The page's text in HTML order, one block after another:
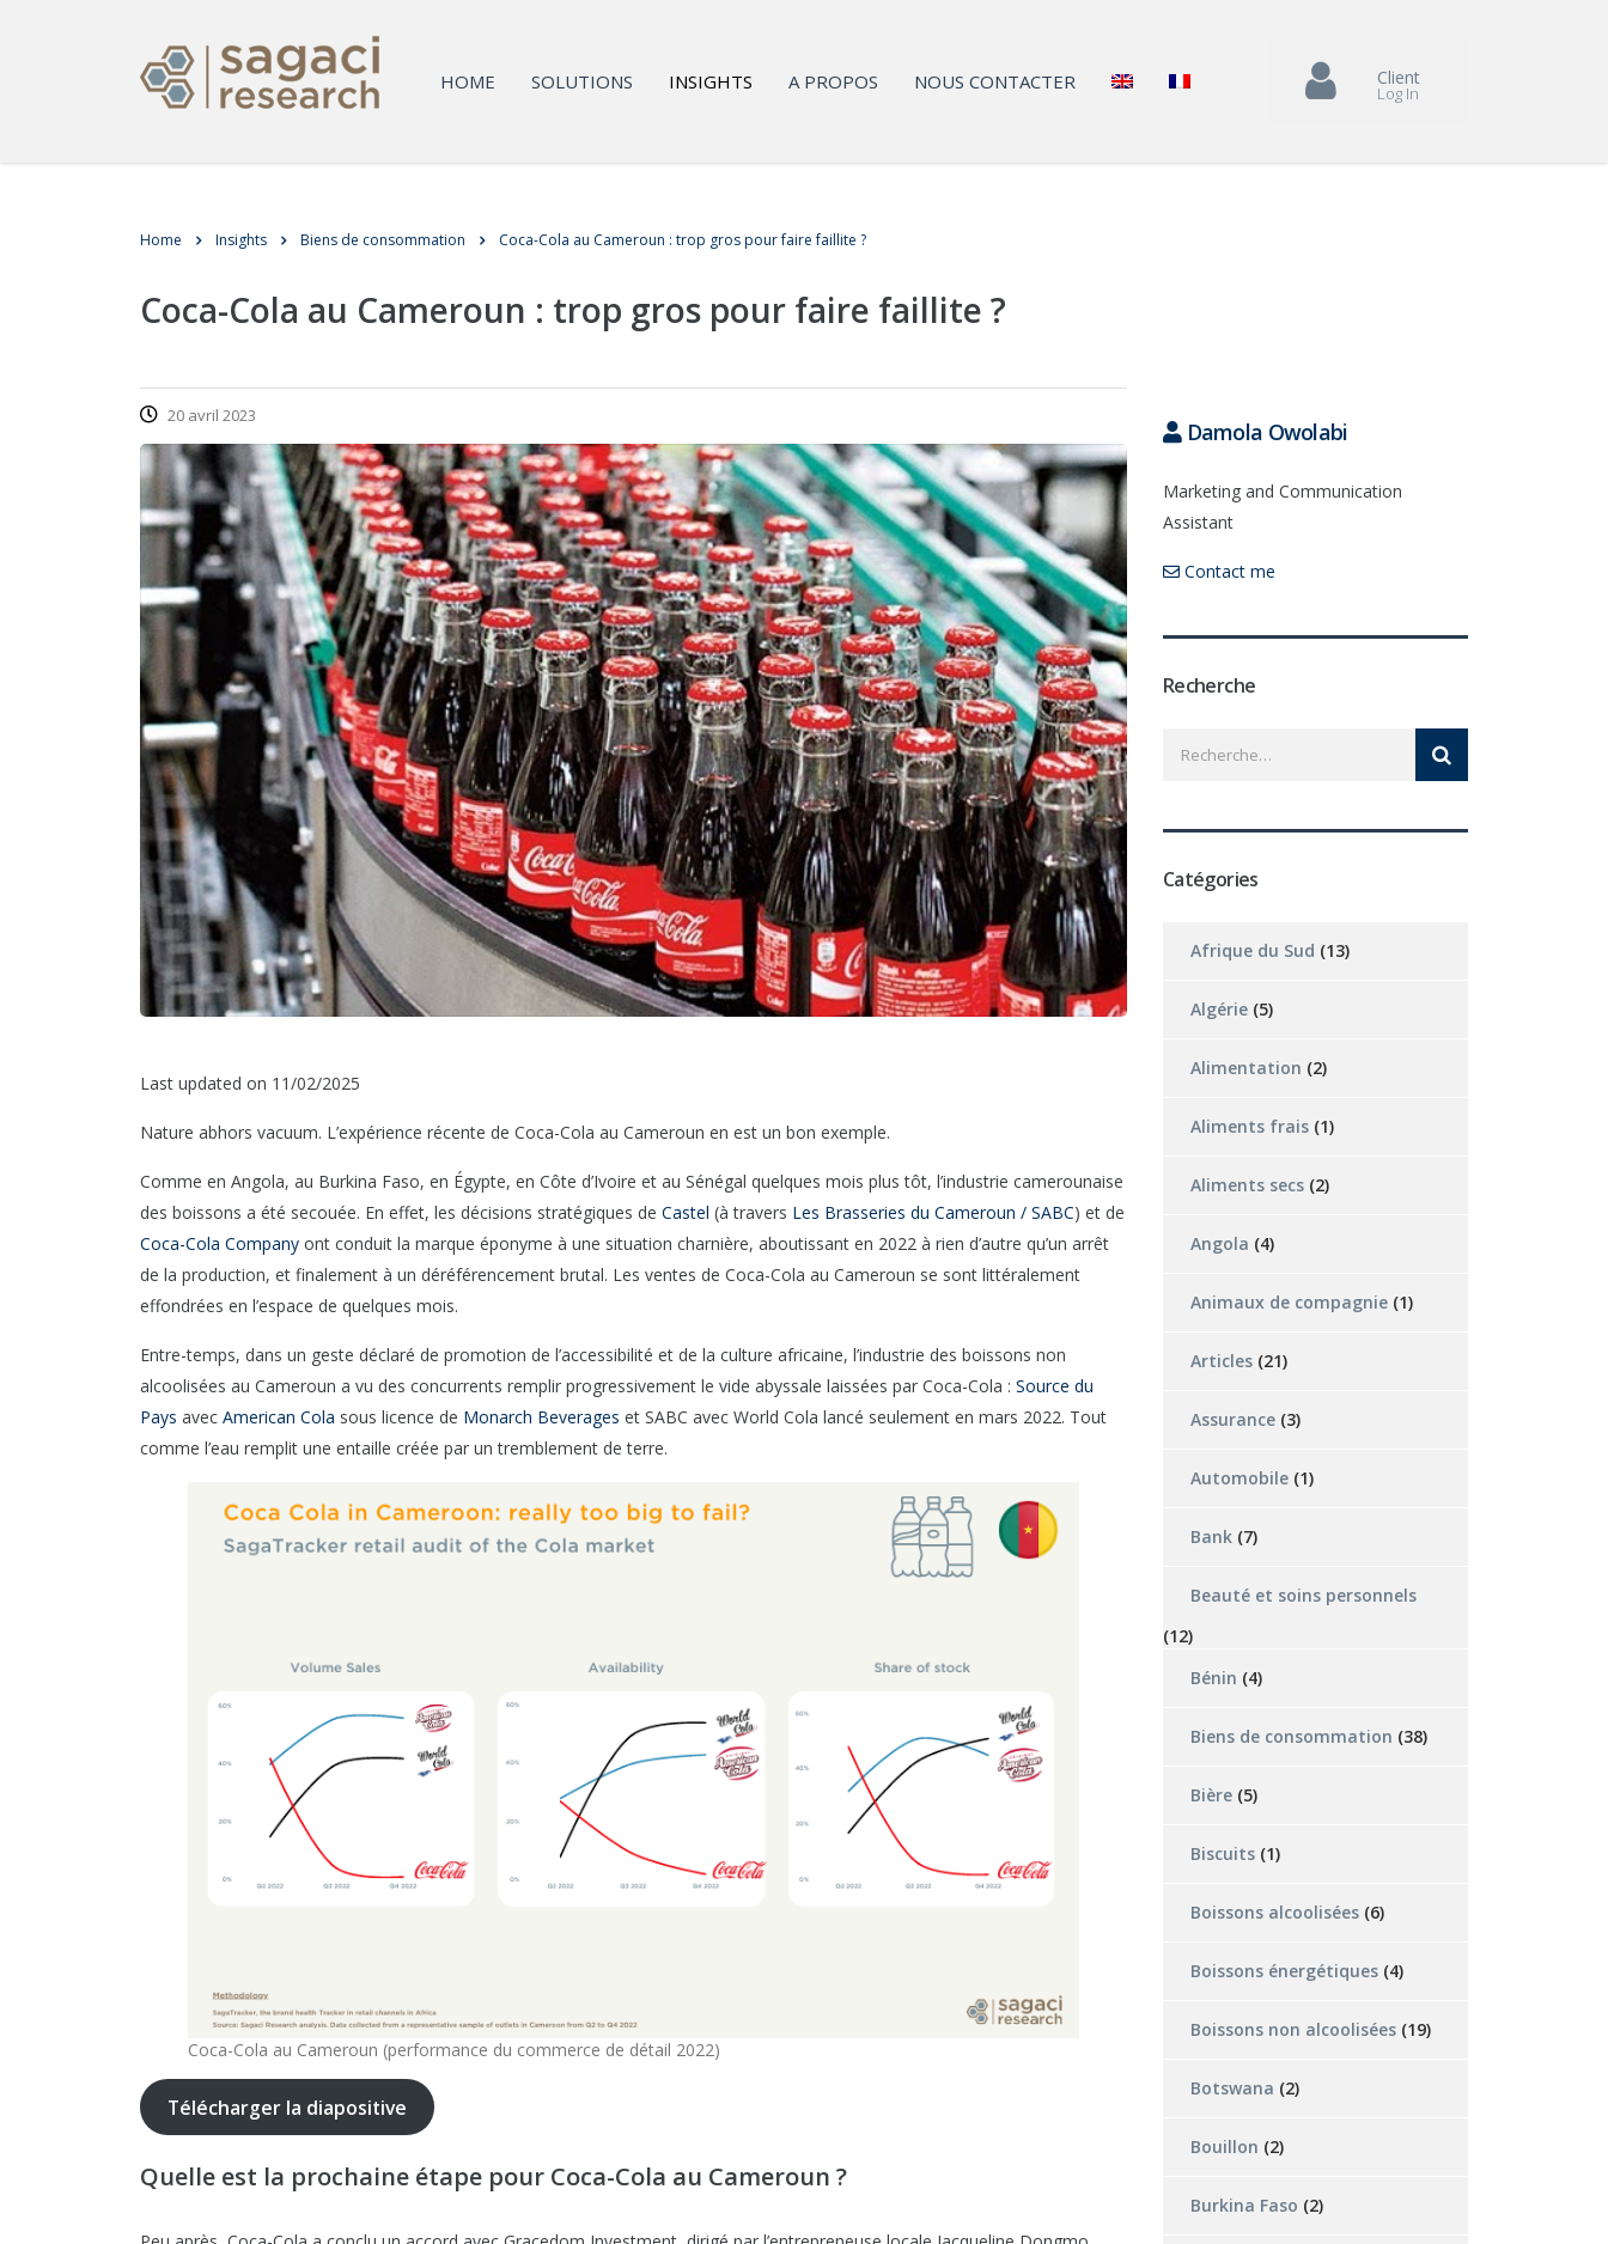
HOME SOLUTIONS INSIGHTS A PROPOS NOUS CONTACTER Client
Log In
Home Insights Biens de consommation Coca-Cola au Cameroun : trop gros pour faire faillite ?
Coca-Cola au Cameroun : trop gros pour faire faillite ?
20 avril 2023
Last updated on 11/02/2025
Nature abhors vacuum. L’expérience récente de Coca-Cola au Cameroun en est un bon exemple.
Comme en Angola, au Burkina Faso, en Égypte, en Côte d’Ivoire et au Sénégal quelques mois plus tôt, l’industrie camerounaise
des boissons a été secouée. En effet, les décisions stratégiques de Castel (à travers Les Brasseries du Cameroun / SABC) et de
Coca-Cola Company ont conduit la marque éponyme à une situation charnière, aboutissant en 2022 à rien d’autre qu’un arrêt
de la production, et finalement à un déréférencement brutal. Les ventes de Coca-Cola au Cameroun se sont littéralement
effondrées en l’espace de quelques mois.
Entre-temps, dans un geste déclaré de promotion de l’accessibilité et de la culture africaine, l’industrie des boissons non
alcoolisées au Cameroun a vu des concurrents remplir progressivement le vide abyssale laissées par Coca-Cola : Source du
Pays avec American Cola sous licence de Monarch Beverages et SABC avec World Cola lancé seulement en mars 2022. Tout
comme l’eau remplit une entaille créée par un tremblement de terre.
Coca-Cola au Cameroun (performance du commerce de détail 2022)
Télécharger la diapositive
Quelle est la prochaine étape pour Coca-Cola au Cameroun ?
Damola Owolabi
Marketing and Communication
Assistant
Contact me
Recherche
Catégories
Afrique du Sud (13)
Algérie (5)
Alimentation (2)
Aliments frais (1)
Aliments secs (2)
Angola (4)
Animaux de compagnie (1)
Articles (21)
Assurance (3)
Automobile (1)
Bank (7)
Beauté et soins personnels
(12)
Bénin (4)
Biens de consommation (38)
Bière (5)
Biscuits (1)
Boissons alcoolisées (6)
Boissons énergétiques (4)
Boissons non alcoolisées (19)
Botswana (2)
Bouillon (2)
Burkina Faso (2)